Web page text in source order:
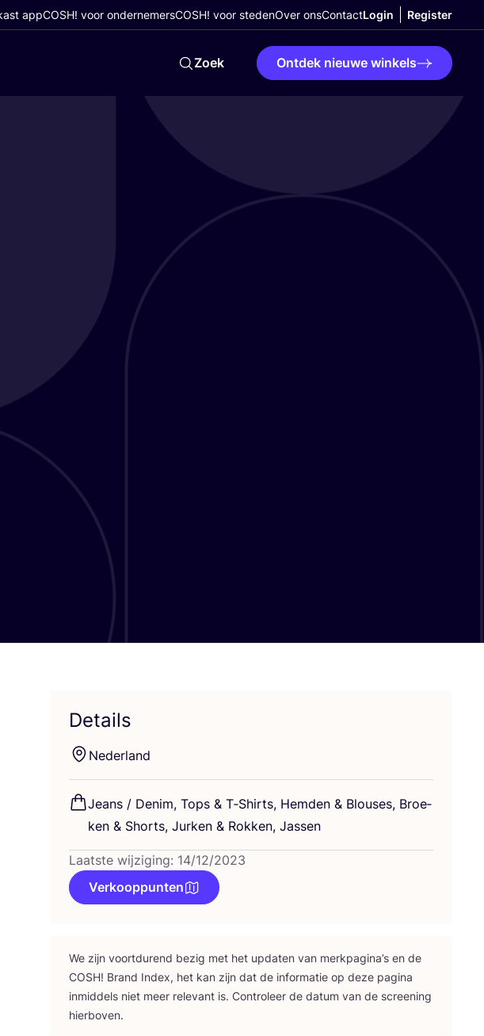
appCOSH! voor ondernemersCOSH! voor stedenOver onsContactLogin Register
Zoek Ontdek nieuwe winkels
Details
Neder­land
Jeans / Denim, Tops & T‑Shirts, Hem­den & Blou­ses, Broe­
ken & Shorts, Jur­ken & Rok­ken, Jassen
Laatste wijziging: 14/12/2023
Verkooppunten
We zijn voort­du­rend bezig met het upda­ten van merk­pa­gi­na’s en de
COSH! Brand Index, het kan zijn dat de infor­ma­tie op deze pagi­na
inmid­dels niet meer rele­vant is. Con­tro­leer de datum van de scree­ning
hierboven.